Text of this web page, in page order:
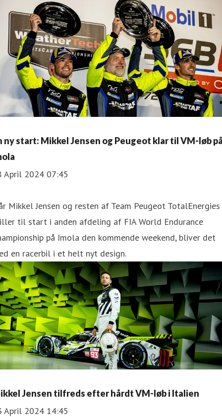
ny start: Mikkel Jensen og Peugeot klar til VM-løb
April 2024 07:45
Mikkel Jensen og resten af Team Peugeot TotalEnergies
til start i anden afdeling af FIA World Endurance
på Imola den kommende weekend, bliver det
en racerbil i et helt nyt design.
Jensen tilfreds efter hårdt VM-løb i Italien
April 2024 14:45